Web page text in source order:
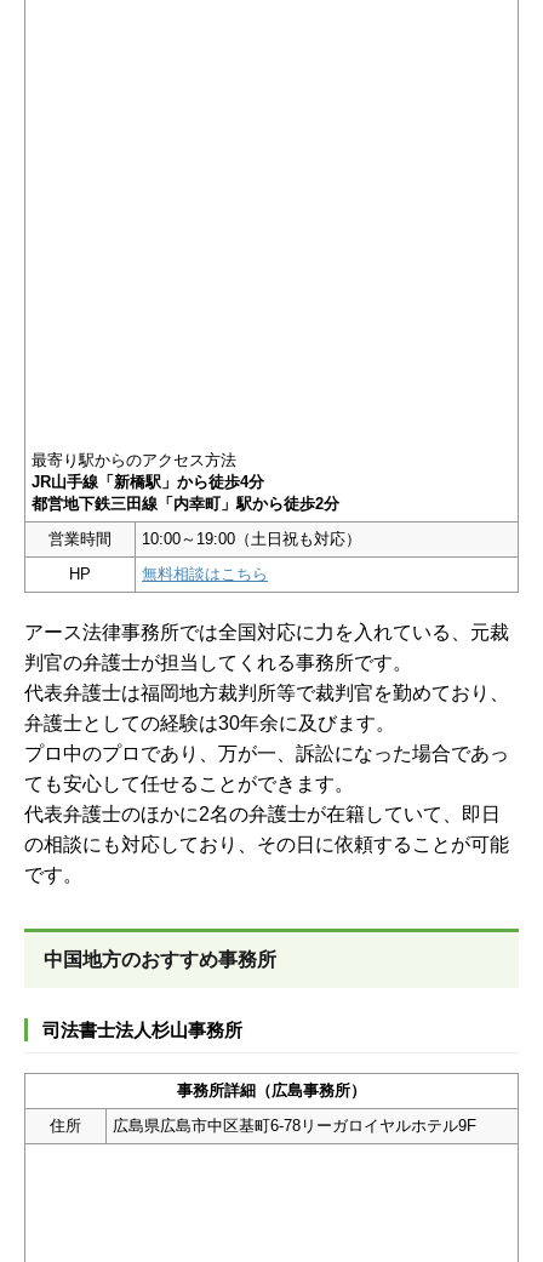
最寄り駅からのアクセス方法
JR山手線「新橋駅」から徒歩4分
都営地下鉄三田線「内幸町」駅から徒歩2分
営業時間
10:00～19:00（土日祝も対応）
HP
無料相談はこちら
アース法律事務所では全国対応に力を入れている、元裁
判官の弁護士が担当してくれる事務所です。
代表弁護士は福岡地方裁判所等で裁判官を勤めており、
弁護士としての経験は30年余に及びます。
プロ中のプロであり、万が一、訴訟になった場合であっ
ても安心して任せることができます。
代表弁護士のほかに2名の弁護士が在籍していて、即日
の相談にも対応しており、その日に依頼することが可能
です。
中国地方のおすすめ事務所
司法書士法人杉山事務所
事務所詳細（広島事務所）
住所
広島県広島市中区基町6-78リーガロイヤルホテル9F